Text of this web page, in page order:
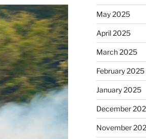
May 2025
April 2025
March 2025
February 2025
January 2025
December
November